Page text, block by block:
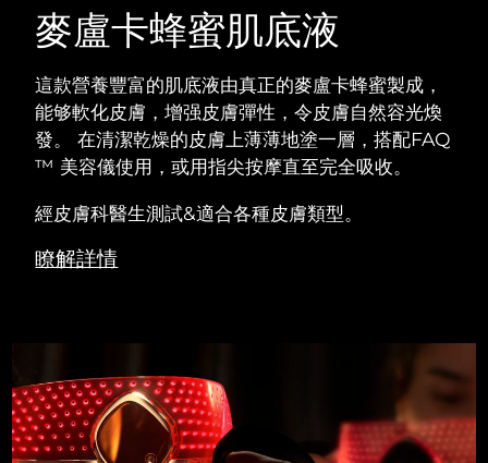
麥盧卡蜂蜜肌底液
這款營養豐富的肌底液由真正的麥盧卡蜂蜜製成，
能够軟化皮膚，增强皮膚彈性，令皮膚自然容光煥
發。 在清潔乾燥的皮膚上薄薄地塗一層，搭配FAQ
™ 美容儀使用，或用指尖按摩直至完全吸收。
經皮膚科醫生測試&適合各種皮膚類型。
瞭解詳情